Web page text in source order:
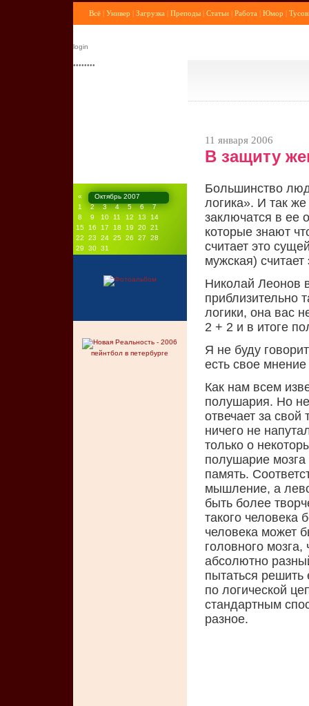
Всё| Универ | Загрузка | Преподы| Статьи| Работа | Юмор |
«
Октябрь 2007
1
2 3 4 5 6
7
8
9 10 11 12 13
14
15
16 17 18 19 20 21
22
23 24 25 26 27
28
29
30 31
пейнтбол в петербурге
11 января 2006
В защиту
Большинство
логика». И так
заключатся в ее
которые знают
считает это
мужская)
Николай Леонов
приблизительно
логики, она вас
2 + 2 и в итоге
Я не буду
есть свое мнение
Как нам всем
полушария. Но
отвечает за
ничего не
только о
полушарие мозга
память.
мышление, а
быть более
такого человека
человека может
головного
абсолютно
пытаться решить
по логической
стандартным
разное.